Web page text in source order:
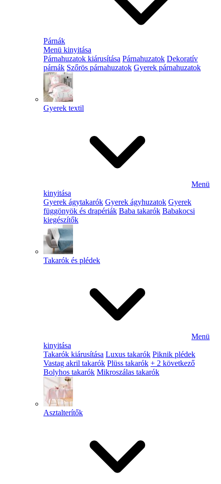
Párnák
Menü kinyitása
Párnahuzatok kiárusítása Párnahuzatok Dekoratív
párnák Szőrös párnahuzatok Gyerek párnahuzatok
Gyerek textil
Menü
kinyitása
Gyerek ágytakarók Gyerek ágyhuzatok Gyerek
függönyök és drapériák Baba takarók Babakocsi
kiegészítők
Takarók és plédek
Menü
kinyitása
Takarók kiárusítása Luxus takarók Piknik plédek
Vastag akril takarók Plüss takarók + 2 következő
Bolyhos takarók Mikroszálas takarók
Asztalterítők